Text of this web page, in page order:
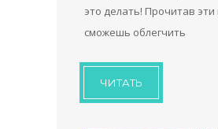
это делать! Прочитав
сможешь облегчить
ЧИТАТЬ